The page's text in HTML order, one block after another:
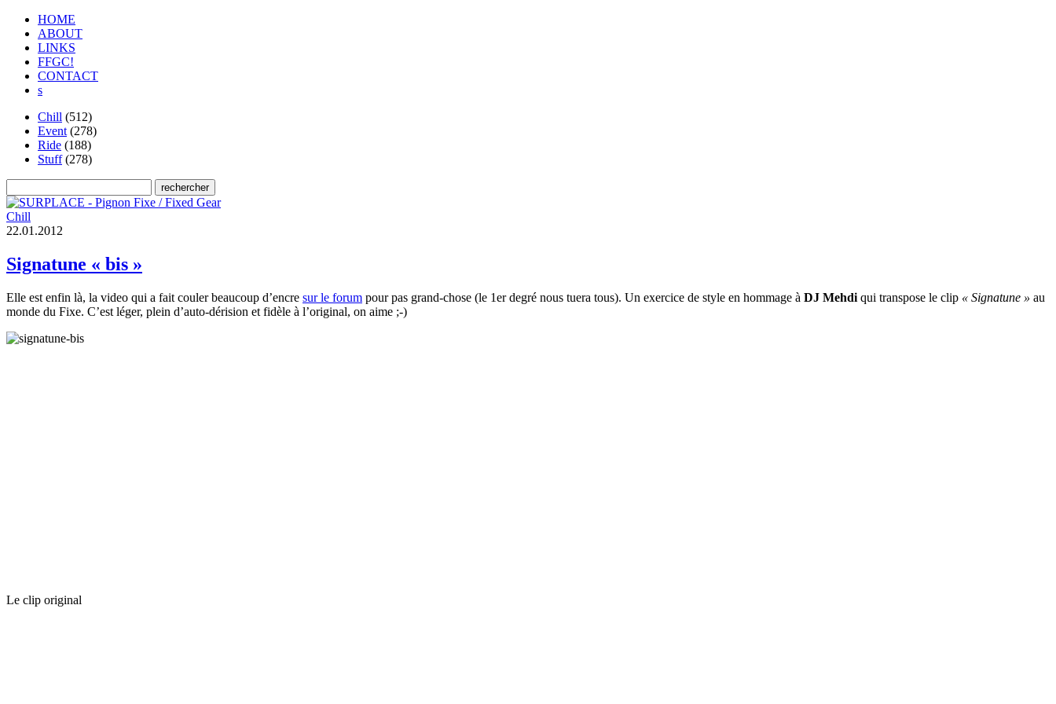
HOME
ABOUT
LINKS
FFGC!
CONTACT
s
Chill (512)
Event (278)
Ride (188)
Stuff(278)
Chill
22.01 .201 2
Signatune « bis »
Elle est enfin là, la video qui a fait couler beaucoup d’encre sur le forum pour pas grand-chose (le 1er degré nous tuera tous). Un exercice de style en hommage à DJ Mehdi qui transpose le clip « Signatune » au
monde du Fixe. C’est léger, plein d’auto-dérision et fidèle à l’original, on aime ;-)
Le clip original